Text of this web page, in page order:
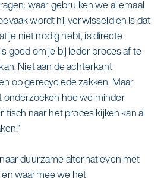
waar gebruiken we allemaal
wordt hij verwisseld en is dat
je niet nodig hebt, is directe
goed om je bij ieder proces af te
Niet aan de achterkant
op gerecyclede zakken. Maar
onderzoeken hoe we minder
naar het proces kijken kan al
duurzame alternatieven met
waarmee we het